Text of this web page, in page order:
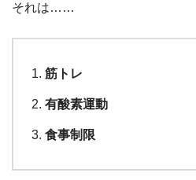
それは……
筋トレ
有酸素運動
食事制限